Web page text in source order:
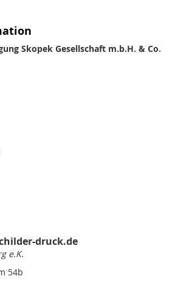
Skopek Gesellschaft m.b.H. & Co.
druck.de
e.K.
54b